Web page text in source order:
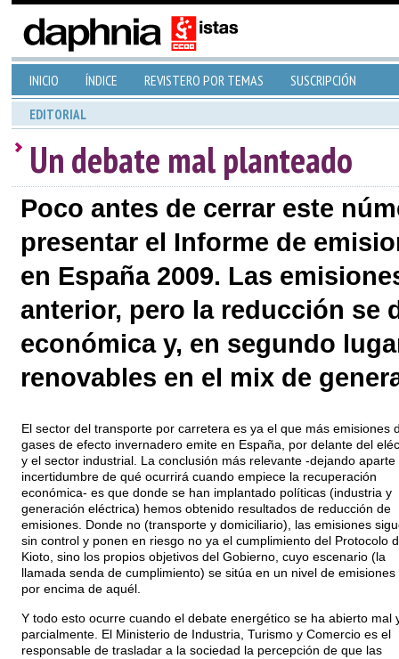
INICIO ÍNDICE REVISTERO POR TEMAS SUSCRIPCIÓN
EDITORIAL
Un debate mal planteado
Poco antes de cerrar este
presentar el Informe de
en España 2009. Las
anterior, pero la reducción se
económica y, en segundo
renovables en el mix de
El sector del transporte por carretera es ya el que más emisiones
gases de efecto invernadero emite en España, por delante del
y el sector industrial. La conclusión más relevante -dejando aparte
incertidumbre de qué ocurrirá cuando empiece la recuperación
económica- es que donde se han implantado políticas (industria y
generación eléctrica) hemos obtenido resultados de reducción de
emisiones. Donde no (transporte y domiciliario), las emisiones
sin control y ponen en riesgo no ya el cumplimiento del Protocolo
Kioto, sino los propios objetivos del Gobierno, cuyo escenario (la
llamada senda de cumplimiento) se sitúa en un nivel de emisiones
por encima de aquél.
Y todo esto ocurre cuando el debate energético se ha abierto mal
parcialmente. El Ministerio de Industria, Turismo y Comercio es el
responsable de trasladar a la sociedad la percepción de que las